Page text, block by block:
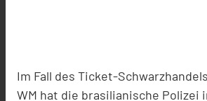
Im Fall des Ticket-
WM hat die brasilianische Polizei